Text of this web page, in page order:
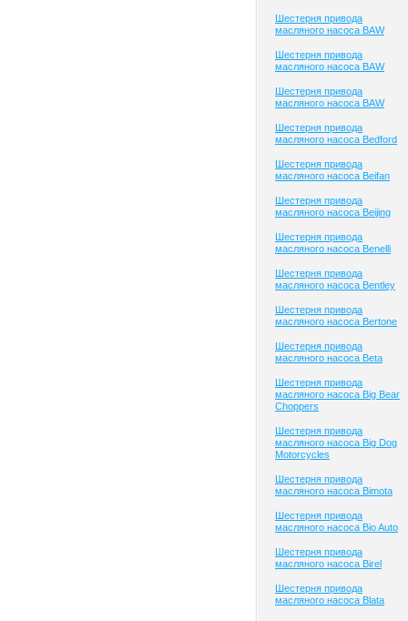
Шестерня привода
масляного насоса BAW
Шестерня привода
масляного насоса BAW
Шестерня привода
масляного насоса BAW
Шестерня привода
масляного насоса Bedford
Шестерня привода
масляного насоса Beifan
Шестерня привода
масляного насоса Beijing
Шестерня привода
масляного насоса Benelli
Шестерня привода
масляного насоса Bentley
Шестерня привода
масляного насоса Bertone
Шестерня привода
масляного насоса Beta
Шестерня привода
масляного насоса Big Bear
Choppers
Шестерня привода
масляного насоса Big Dog
Motorcycles
Шестерня привода
масляного насоса Bimota
Шестерня привода
масляного насоса Bio Auto
Шестерня привода
масляного насоса Birel
Шестерня привода
масляного насоса Blata